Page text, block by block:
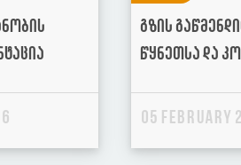
გზის
წყნეთსა და
05 February